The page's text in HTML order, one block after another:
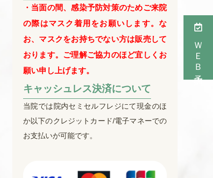
ＷＥＢ予約
・当面の間、感染予防対策のためご来院
の際はマスク着用をお願いします。 な
お、マスクをお持ちでない方は販売して
おります。ご理解ご協力のほど宜しくお
願い申し上げます。
キャッシュレス決済について
当院では院内セミセルフレジにて現金のほ
か以下のクレジットカード/電子マネーでの
お支払いが可能です。